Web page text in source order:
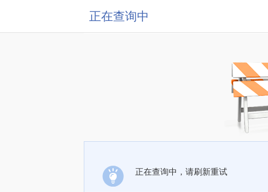
正在查询中
正在查询中，请刷新重试